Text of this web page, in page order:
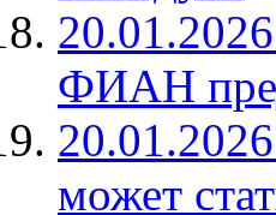
ФИАН
может